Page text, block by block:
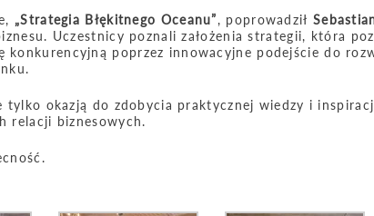
„Strategia Błękitnego Oceanu”, poprowadził
Uczestnicy poznali założenia strategii, która
konkurencyjną poprzez innowacyjne podejście do
tylko okazją do zdobycia praktycznej wiedzy i
relacji biznesowych.